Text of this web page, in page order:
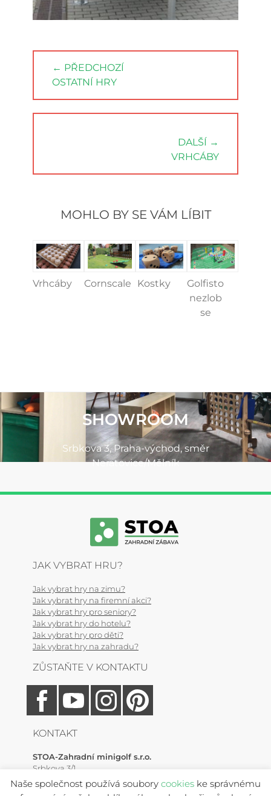
pro
příspěvek
← PŘEDCHOZÍ
PREVIOUS
POST:
OSTATNÍ HRY
DALŠÍ →
POST:
VRHCÁBY
MOHLO BY SE VÁM LÍBIT
Vrhcáby Cornscale Kostky
Golfisto
nezlob
se
SHOWROOM
Srbkova 3, Praha-východ, směr
Neratovice/Mělník
JAK VYBRAT HRU?
Jak vybrat hry na zimu?
Jak vybrat hry na firemní akci?
Jak vybrat hry pro seniory?
Jak vybrat hry do hotelu?
Jak vybrat hry pro děti?
Jak vybrat hry na zahradu?
ZŮSTAŇTE V KONTAKTU
KONTAKT
STOA-Zahradní minigolf s.r.o.
Srbkova 3/1
Zlonín, 250 64 (Praha-východ)
Naše společnost používá soubory cookies ke správnému